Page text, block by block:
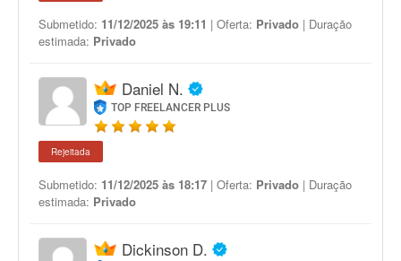
Submetido: 11/12/2025 às 19:11 | Oferta: Privado | Duração
estimada: Privado
Daniel N.
TOP FREELANCER PLUS
Rejeitada
Submetido: 11/12/2025 às 18:17 | Oferta: Privado | Duração
estimada: Privado
Dickinson D.